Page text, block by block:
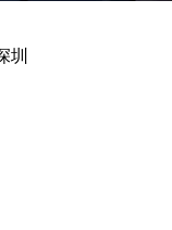
圳